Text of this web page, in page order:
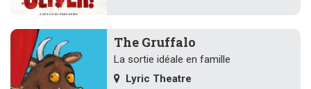
The Gruffalo
La sortie idéale en famille
Lyric Theatre